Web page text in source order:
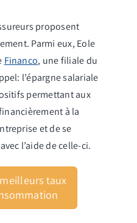
proposent
Parmi eux, Eole
Financo, une filiale du
l’épargne salariale
permettant aux
à la
et de se
l’aide de celle-ci.
taux